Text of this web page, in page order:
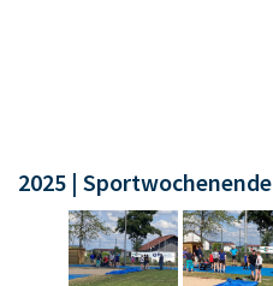
2025 | Sportwochenende